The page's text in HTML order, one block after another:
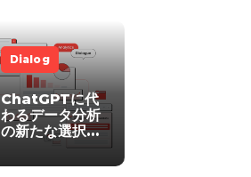
Dialog
ChatGPTに代
わるデータ分析
の新たな選択
HEARTCOUNT